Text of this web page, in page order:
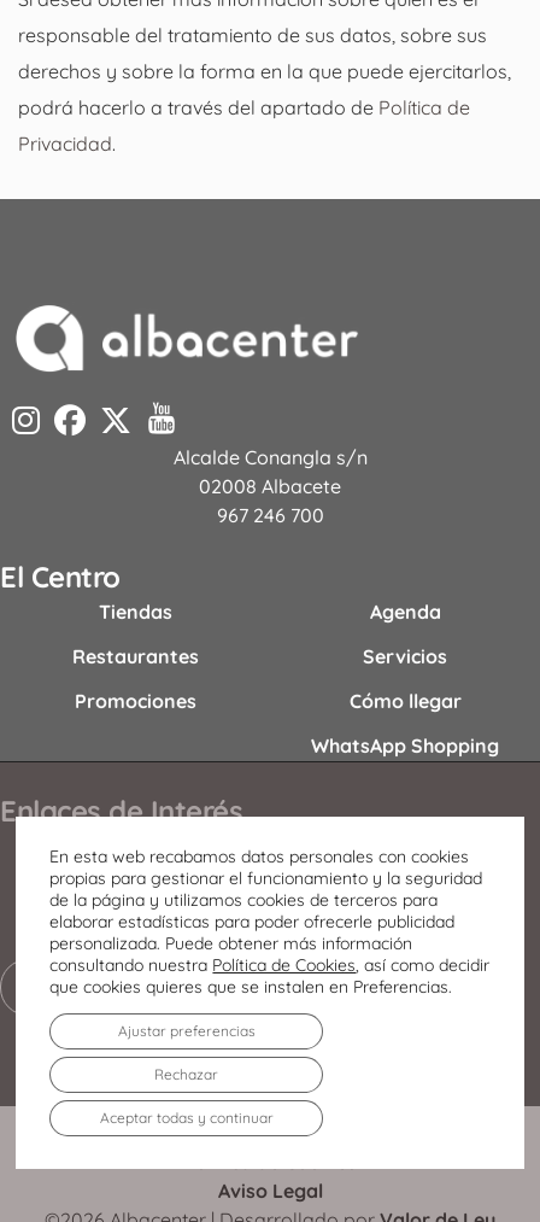
responsable del tratamiento de sus datos, sobre sus
derechos y sobre la forma en la que puede ejercitarlos,
podrá hacerlo a través del apartado de Política de
Privacidad.
Alcalde Conangla s/n
02008 Albacete
967 246 700
El Centro
Tiendas
Restaurantes
Promociones
Agenda
Servicios
Cómo llegar
WhatsApp Shopping
Enlaces de Interés
Contacto
Horario
Oportunidades de negocio
Club Disfrutones
Política de Privacidad
Aviso Legal
En esta web recabamos datos personales con cookies
propias para gestionar el funcionamiento y la seguridad
de la página y utilizamos cookies de terceros para
elaborar estadísticas para poder ofrecerle publicidad
personalizada. Puede obtener más información
consultando nuestra Política de Cookies, así como decidir
que cookies quieres que se instalen en Preferencias.
Aceptar todas y continuar
Rechazar
Ajustar preferencias